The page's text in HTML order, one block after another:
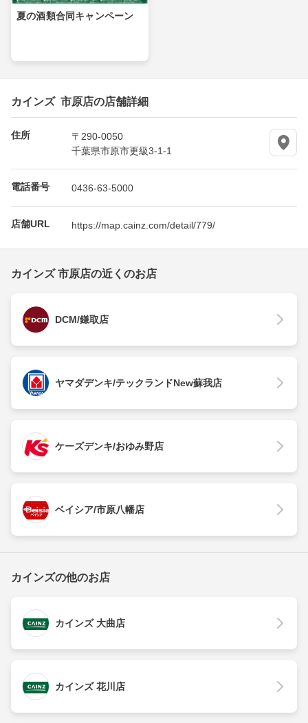
夏の酒類合同キャンペーン
カインズ 市原店の店舗詳細
住所
〒290-0050
千葉県市原市更級3-1-1
電話番号 0436-63-5000
店舗URL https://map.cainz.com/detail/779/
カインズ 市原店の近くのお店
DCM/鎌取店
ヤマダデンキ/テックランドNew蘇我店
ケーズデンキ/おゆみ野店
ベイシア/市原八幡店
カインズの他のお店
カインズ 大曲店
カインズ 花川店